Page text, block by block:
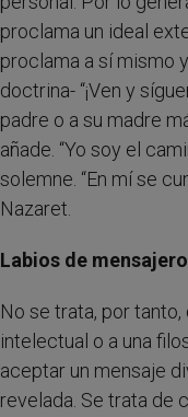
proclama un ideal
proclama a sí mismo
doctrina- “¡Ven y
padre o a su madre
añade. “Yo soy el
solemne. “En mí se
Nazaret.
Labios de
No se trata, por
intelectual o a una
aceptar un mensaje
revelada. Se trata de